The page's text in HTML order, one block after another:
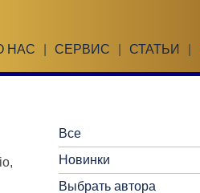
НАС СЕРВИС СТАТЬИ
Все
Новинки
Выбрать автора